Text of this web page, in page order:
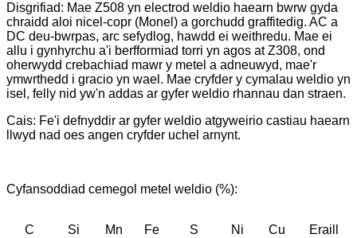
Disgrifiad: Mae Z508 yn electrod weldio haearn bwrw gyda
chraidd aloi nicel-copr (Monel) a gorchudd graffitedig. AC a
DC deu-bwrpas, arc sefydlog, hawdd ei weithredu. Mae ei
allu i gynhyrchu a'i berfformiad torri yn agos at Z308, ond
oherwydd crebachiad mawr y metel a adneuwyd, mae'r
ymwrthedd i gracio yn wael. Mae cryfder y cymalau weldio yn
isel, felly nid yw'n addas ar gyfer weldio rhannau dan straen.
Cais: Fe'i defnyddir ar gyfer weldio atgyweirio castiau haearn
llwyd nad oes angen cryfder uchel arnynt.
Cyfansoddiad cemegol metel weldio (%):
C Si Mn Fe S Ni Cu Eraill